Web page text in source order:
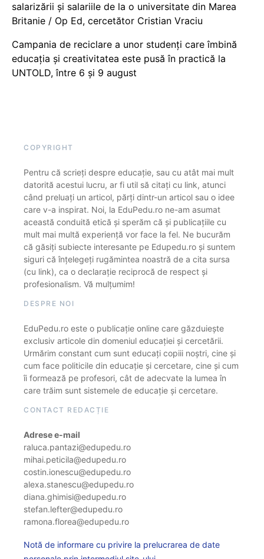
salarizării și salariile de la o universitate din Marea
Britanie / Op Ed, cercetător Cristian Vraciu
Campania de reciclare a unor studenți care îmbină
educația și creativitatea este pusă în practică la
UNTOLD, între 6 și 9 august
COPYRIGHT
Pentru că scrieți despre educație, sau cu atât mai mult
datorită acestui lucru, ar fi util să citați cu link, atunci
când preluați un articol, părți dintr-un articol sau o idee
care v-a inspirat. Noi, la EduPedu.ro ne-am asumat
această conduită etică și sperăm că și publicațiile cu
mult mai multă experiență vor face la fel. Ne bucurăm
că găsiți subiecte interesante pe Edupedu.ro și suntem
siguri că înțelegeți rugămintea noastră de a cita sursa
(cu link), ca o declarație reciprocă de respect și
profesionalism. Vă mulțumim!
DESPRE NOI
EduPedu.ro este o publicație online care găzduiește
exclusiv articole din domeniul educației și cercetării.
Urmărim constant cum sunt educați copiii noștri, cine și
cum face politicile din educație și cercetare, cine și cum
îi formează pe profesori, cât de adecvate la lumea în
care trăim sunt sistemele de educație și cercetare.
CONTACT REDACȚIE
Adrese e-mail
raluca.pantazi@edupedu.ro
mihai.peticila@edupedu.ro
costin.ionescu@edupedu.ro
alexa.stanescu@edupedu.ro
diana.ghimisi@edupedu.ro
stefan.lefter@edupedu.ro
ramona.florea@edupedu.ro
Notă de informare cu privire la prelucrarea de date